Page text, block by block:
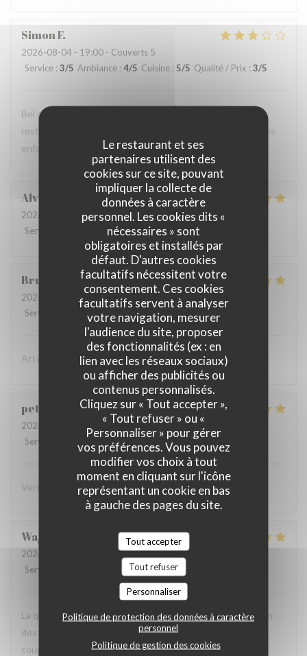
Le restaurant et ses
partenaires utilisent des
cookies sur ce site, pouvant
impliquer la collecte de
données à caractère
personnel. Les cookies dits «
nécessaires » sont
obligatoires et installés par
défaut. D'autres cookies
facultatifs nécessitent votre
consentement. Ces cookies
facultatifs servent à analyser
votre navigation, mesurer
l'audience du site, proposer
des fonctionnalités (ex : en
lien avec les réseaux sociaux)
ou afficher des publicités ou
contenus personnalisés.
Cliquez sur « Tout accepter »,
« Tout refuser » ou «
Personnaliser » pour gérer
vos préférences. Vous pouvez
modifier vos choix à tout
moment en cliquant sur l'icône
représentant un cookie en bas
à gauche des pages du site.
Tout accepter
Tout refuser
Personnaliser
Politique de protection des données à caractère
personnel
Politique de gestion des cookies
SimonF
2026-08-04 - 19:00 - Couverts 5
Service : 3/5 Ambiance : 4/5 Cuisine : 5/5 Qualité / Prix : 3/5
Bel endroit et excellente nourriture Mais dommage que le
restaurant Bel n’offre aucune flexibilité sur le menu pour les
enfants.
Alvaro
2026-08-01
- 20:15 - Couverts 3
Service
Ambiance:5/5 Cuisine : 5/5 Qualité / Prix
Bruno
2026-08-03
- 21:15 - Couverts 2
Service
Ambiance /5 Cuisine Qualité / Prix
Attenzione al cliente massima e cibo eccellente
peter
2026-08-03
- 19:45 - Couverts 2
Service
Ambiance: 4 Cuisine : Qualité / Prix
Very superior in every way! Eager to return!
Wajdi
2026-08-01
- 19:00 - Couverts 2
Service
/5 Cuisine:5
La qualité du service, l’amabilité de l’accueil, la présentation
des plats, la carte des vins, très complète,… Une soirée en
couple très agréable.